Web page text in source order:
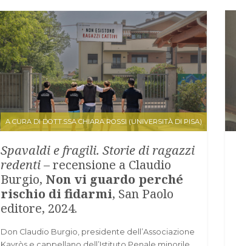
A CURA DI DOTT.SSA CHIARA ROSSI (UNIVERSITÀ DI PISA)
Spavaldi e fragili. Storie di ragazzi
redenti– recensione a Claudio
Burgio, Non vi guardo perché
rischio di fidarmi, San Paolo
editore, 2024.
Don Claudio Burgio, presidente dell’Associazione